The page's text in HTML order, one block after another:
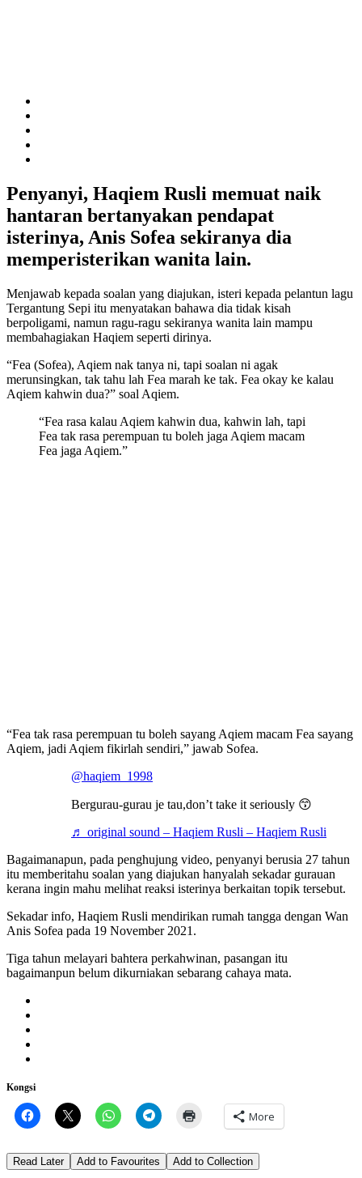
Penyanyi, Haqiem Rusli memuat naik
hantaran bertanyakan pendapat
isterinya, Anis Sofea sekiranya dia
memperisterikan wanita lain.
Menjawab kepada soalan yang diajukan, isteri kepada pelantun lagu
Tergantung Sepi itu menyatakan bahawa dia tidak kisah
berpoligami, namun ragu-ragu sekiranya wanita lain mampu
membahagiakan Haqiem seperti dirinya.
“Fea (Sofea), Aqiem nak tanya ni, tapi soalan ni agak
merunsingkan, tak tahu lah Fea marah ke tak. Fea okay ke kalau
Aqiem kahwin dua?” soal Aqiem.
“Fea rasa kalau Aqiem kahwin dua, kahwin lah, tapi
Fea tak rasa perempuan tu boleh jaga Aqiem macam
Fea jaga Aqiem.”
“Fea tak rasa perempuan tu boleh sayang Aqiem macam Fea sayang
Aqiem, jadi Aqiem fikirlah sendiri,” jawab Sofea.
@haqiem_1998
Bergurau-gurau je tau,don’t take it seriously 😙
♬ original sound – Haqiem Rusli – Haqiem Rusli
Bagaimanapun, pada penghujung video, penyanyi berusia 27 tahun
itu memberitahu soalan yang diajukan hanyalah sekadar gurauan
kerana ingin mahu melihat reaksi isterinya berkaitan topik tersebut.
Sekadar info, Haqiem Rusli mendirikan rumah tangga dengan Wan
Anis Sofea pada 19 November 2021.
Tiga tahun melayari bahtera perkahwinan, pasangan itu
bagaimanpun belum dikurniakan sebarang cahaya mata.
Kongsi
More
Read Later Add to Favourites Add to Collection